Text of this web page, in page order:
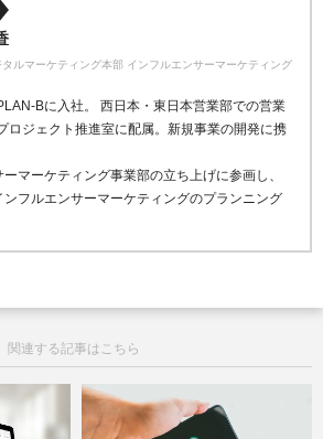
ルマーケティング本部 インフルエンサーマーケティング
Bに入社。 西日本・東日本営業部での営業
ロジェクト推進室に配属。新規事業の開発に携
マーケティング事業部の立ち上げに参画し、
フルエンサーマーケティングのプランニング
関連する記事はこちら